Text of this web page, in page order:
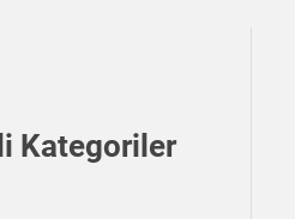
Kategoriler